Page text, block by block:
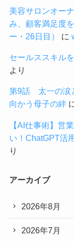
美容サロンオー
み、顧客満足度
ー・26日目）
に
セールススキル
より
第9話 太一の涙
向かう母子の絆
【AI仕事術】営
い！ChatGPT活
り
アーカイブ
2026年8月
2026年7月